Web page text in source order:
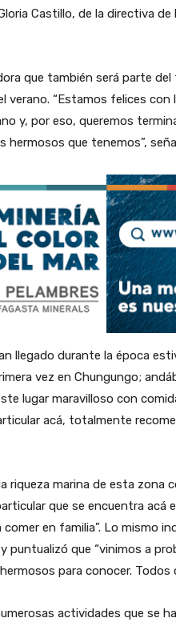
Castillo, de la directiva
que también será parte
verano. “Estamos felices
y, por eso, queremos
que tenemos”,
llegado durante la época
vez en Chungungo;
lugar maravilloso con
acá, totalmente
riqueza marina de esta zona
que se encuentra acá
en familia”. Lo mismo
puntualizó que “vinimos a
para conocer. Todos
actividades que se